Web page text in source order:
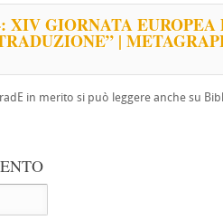
XIV GIORNATA
|
in merito si può leggere anche su